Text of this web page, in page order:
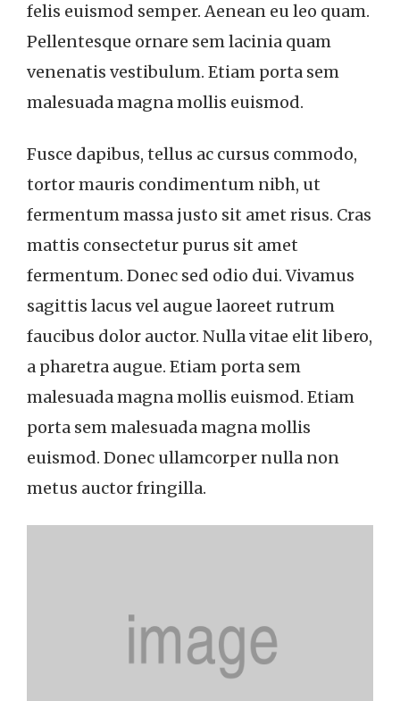
felis euismod semper. Aenean eu leo quam.
Pellentesque ornare sem lacinia quam
venenatis vestibulum. Etiam porta sem
malesuada magna mollis euismod.
Fusce dapibus, tellus ac cursus commodo,
tortor mauris condimentum nibh, ut
fermentum massa justo sit amet risus. Cras
mattis consectetur purus sit amet
fermentum. Donec sed odio dui. Vivamus
sagittis lacus vel augue laoreet rutrum
faucibus dolor auctor. Nulla vitae elit libero,
a pharetra augue. Etiam porta sem
malesuada magna mollis euismod. Etiam
porta sem malesuada magna mollis
euismod. Donec ullamcorper nulla non
metus auctor fringilla.